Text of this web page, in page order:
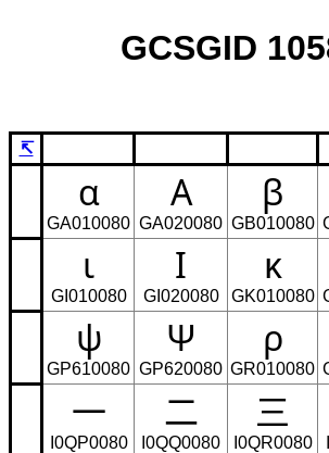
GCSGID
↸
α
GA010080
Α
GA020080
β
GB010080
ι
GI010080
Ι
GI020080
κ
GK010080
ψ
GP610080
Ψ
GP620080
ρ
GR010080
一
I0QP0080
二
I0QQ0080
三
I0QR0080